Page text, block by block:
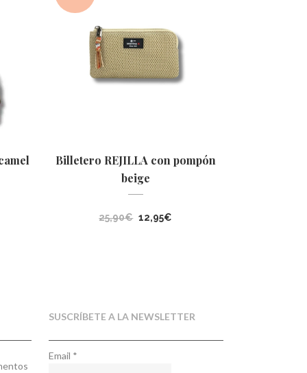
Billetero REJILLA con pompón
beige
25,90€ El
12,95€
SUSCRÍBETE A LA NEWSLETTER
Email *